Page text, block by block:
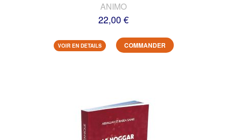
ANIMO
22,00 €
VOIR EN DETAILS COMMANDER